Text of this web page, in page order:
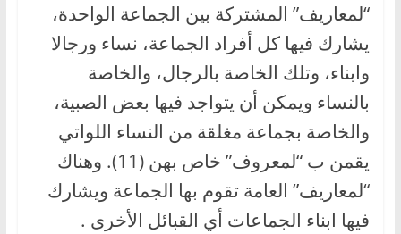
“لمعاريف” المشتركة بين الجماعة الواحدة،
يشارك فيها كل أفراد الجماعة، نساء ورجالا
وابناء، وتلك الخاصة بالرجال، والخاصة
بالنساء ويمكن أن يتواجد فيها بعض الصبية،
والخاصة بجماعة مغلقة من النساء اللواتي
يقمن ب “لمعروف” خاص بهن (11). وهناك
“لمعاريف” العامة تقوم بها الجماعة ويشارك
فيها ابناء الجماعات أي القبائل الأخرى .